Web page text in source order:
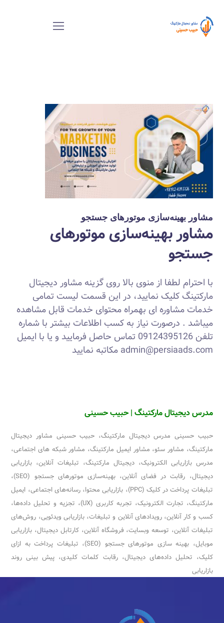
مشاور بهینه‌سازی موتورهای جستجو
مشاور بهینه‌سازی موتورهای
جستجو
با احترام لطفا از منوی بالا روی گزینه مشاور دیجیتال
مارکتینگ کلیک نمایید، در این قسمت لیست تمامی
خدمات مشاوره ای بهمراه محتوای خدمات قابل مشاهده
میباشد . درصورت نیاز به کسب اطلاعات بیشتر با شماره
تلفن 09124395126 تماس حاصل فرمایید و یا با ایمیل
admin@persiaads.com مکاتبه نمایید
مدرس دیجیتال مارکتینگ | حبیب حسینی
حبیب حسینی مدرس دیجیتال مارکتینگ، حبیب حسینی مشاور دیجیتال
مارکتینگ، مشاور سئو، مشاور ایمیل مارکتینگ، مشاور شبکه های اجتماعی،
مدرس بازاریابی الکترونیک، دیجیتال مارکتینگ، تبلیغات آنلاین، بازاریابی
دیجیتال، رقابت در فضای آنلاین، بهینه‌سازی موتورهای جستجو (SEO)،
تبلیغات پرداخت در کلیک (PPC)، بازاریابی محتوا، رسانه‌های اجتماعی، ایمیل
مارکتینگ، تجارت الکترونیک، تجربه کاربری (UX)، تجزیه و تحلیل داده‌ها،
کسب و کار آنلاین، رویدادهای آنلاین و تبلیغات، بازاریابی ویدئویی، روش‌های
تبلیغات آنلاین، توسعه وبسایت، فروشگاه آنلاین، کارتابل دیجیتال، بازاریابی
موبایل، بهینه سازی موتورهای جستجو (SEO)، تبلیغات پرداخت به ازای
کلیک، تحلیل داده‌های دیجیتال، رقابت کلمات کلیدی، پیش بینی روند
بازاریابی